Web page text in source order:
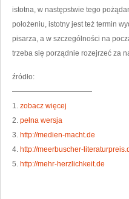
istotna, w następstwie tego
położeniu, istotny jest też termin
pisarza, a w szczególności na
trzeba się porządnie rozejrzeć za
źródło:
———————————
1. zobacz więcej
2. pełna wersja
3. http://medien-macht.de
4. http://meerbuscher-
5. http://mehr-herzlichkeit.de